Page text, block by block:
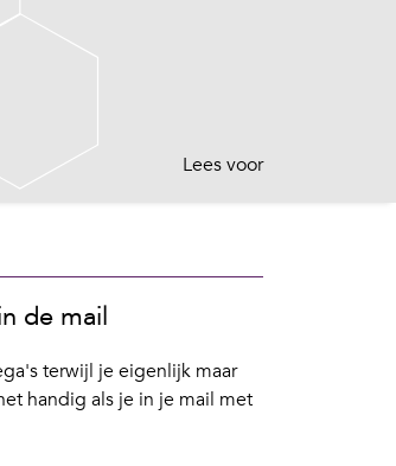
Lees voor
de mail
terwijl je eigenlijk maar
handig als je in je mail met